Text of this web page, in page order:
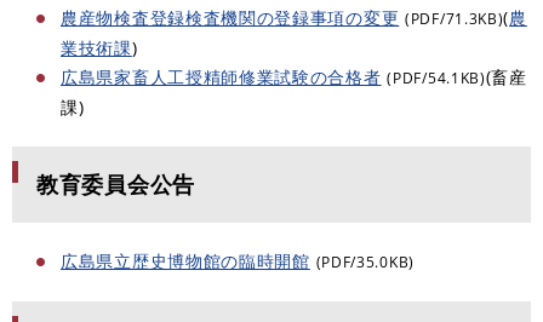
農産物検査登録検査機関の登録事項の変更 (PDF/71.3KB)(農
業技術課)
広島県家畜人工授精師修業試験の合格者 (PDF/54.1KB)(畜産
課)
教育委員会公告
広島県立歴史博物館の臨時開館 (PDF/35.0KB)